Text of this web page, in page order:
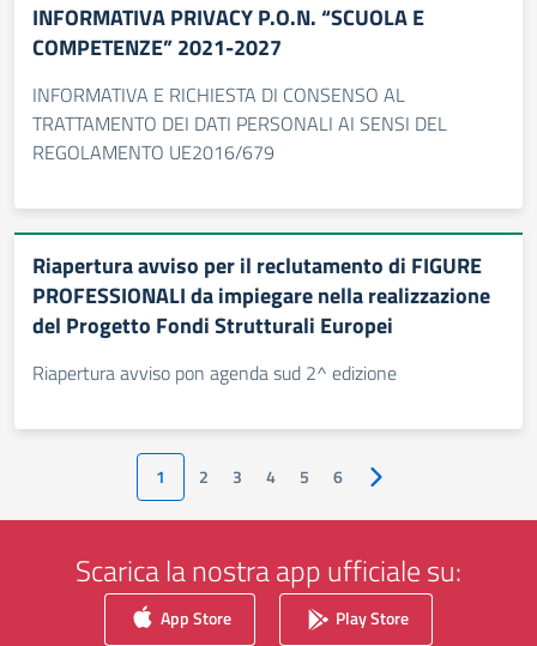
INFORMATIVA PRIVACY P.O.N. “SCUOLA E
COMPETENZE” 2021-2027
INFORMATIVA E RICHIESTA DI CONSENSO AL
TRATTAMENTO DEI DATI PERSONALI AI SENSI DEL
REGOLAMENTO UE2016/679
Riapertura avviso per il reclutamento di FIGURE
PROFESSIONALI da impiegare nella realizzazione
del Progetto Fondi Strutturali Europei
Riapertura avviso pon agenda sud 2^ edizione
1 2 3 4 5 6 Pagina successiva
Scarica la nostra app ufficiale su:
App Store Play Store